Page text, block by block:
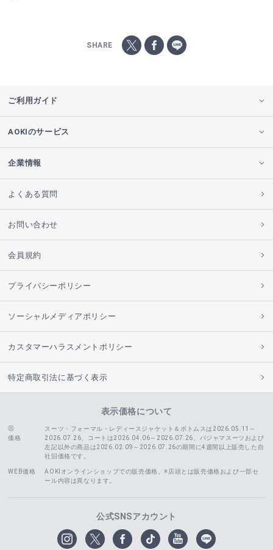
SHARE
ご利用ガイド
AOKIのサービス
企業情報
よくある質問
お問い合わせ
会員規約
プライバシーポリシー
ソーシャルメディアポリシー
カスタマーハラスメントポリシー
特定商取引法に基づく表示
表示価格について
価格
スーツ・フォーマル・レディースジャケット＆ボトムスは2026.05.11～
2026.07.26、コートは2026.04.06～2026.07.26、
パジャマスーツおよび
左記以外の商品は2026.02.09～2026.07.26の期間に4週間以上販売した自
社旧価格です。
WEB価格
AOKIオンラインショップでの販売価格。※店頭とは販売価格および一部セ
ール内容は異なります。
公式SNSアカウント